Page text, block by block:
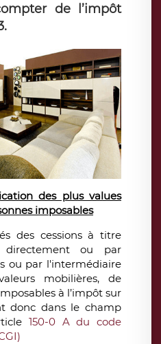
de l’impôt
des plus values
imposables
des cessions à titre
directement ou par
ou par l'intermédiaire
mobilières, de
à l’impôt sur
donc dans le champ
150-0 Aducode
)